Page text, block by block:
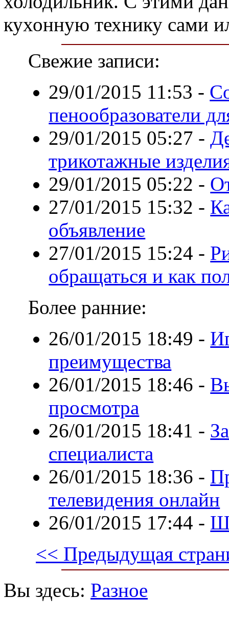
кухонную технику сами
Свежие записи:
29/01/2015 11:53 -
пенообразователи
29/01/2015 05:27 -
трикотажные
29/01/2015 05:22 -
27/01/2015 15:32 -
объявление
27/01/2015 15:24 -
обращаться и как
Более ранние:
26/01/2015 18:49 -
преимущества
26/01/2015 18:46 -
просмотра
26/01/2015 18:41 -
специалиста
26/01/2015 18:36 -
телевидения онлайн
26/01/2015 17:44 -
<< Предыдущая
Вы здесь: Разное